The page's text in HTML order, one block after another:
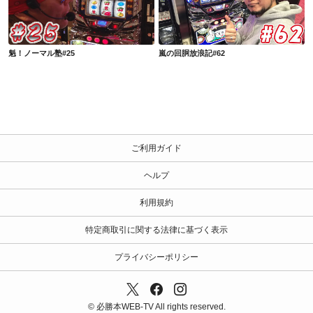
魁！ノーマル塾#25
魁！ノーマル塾#25
嵐の回胴放浪記#62
嵐の回胴放浪記#62
ご利用ガイド
ヘルプ
利用規約
特定商取引に関する法律に基づく表示
プライバシーポリシー
© 必勝本WEB-TV All rights reserved.